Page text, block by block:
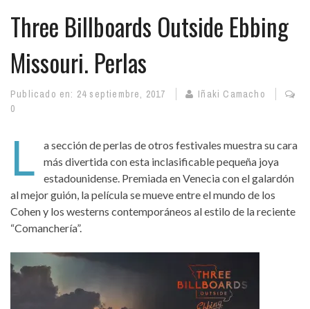
Three Billboards Outside Ebbing
Missouri. Perlas
Publicado en: 24 septiembre, 2017
Iñaki Camacho
0
L
a sección de perlas de otros festivales muestra su cara
más divertida con esta inclasificable pequeña joya
estadounidense. Premiada en Venecia con el galardón
al mejor guión, la película se mueve entre el mundo de los
Cohen y los westerns contemporáneos al estilo de la reciente
“Comanchería”.